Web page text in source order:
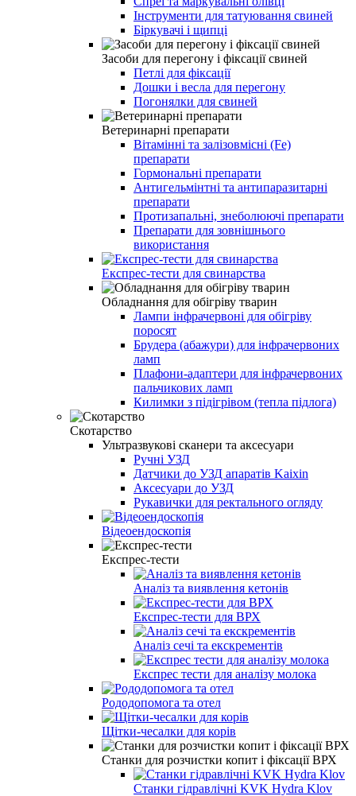
Інструменти для татуювання свиней
Біркувачі і щипці
Засоби для перегону і фіксації свиней
Петлі для фіксації
Дошки і весла для перегону
Погонялки для свиней
Ветеринарні препарати
Вітамінні та залізовмісні (Fe)
препарати
Гормональні препарати
Антигельмінтні та антипаразитарні
препарати
Протизапальні, знеболюючі препарати
Препарати для зовнішнього
використання
Експрес-тести для свинарства
Обладнання для обігріву тварин
Лампи інфрачервоні для обігріву
поросят
Брудера (абажури) для інфрачервоних
ламп
Плафони-адаптери для інфрачервоних
пальчикових ламп
Килимки з підігрівом (тепла підлога)
Скотарство
Ультразвукові сканери та аксесуари
Ручні УЗД
Датчики до УЗД апаратів Kaixin
Аксесуари до УЗД
Рукавички для ректального огляду
Відеоендоскопія
Експрес-тести
Аналіз та виявлення кетонів
Експрес-тести для ВРХ
Аналіз сечі та екскрементів
Експрес тести для аналізу молока
Рододопомога та отел
Щітки-чесалки для корів
Станки для розчистки копит і фіксації ВРХ
Станки гідравлічні KVK Hydra Klov